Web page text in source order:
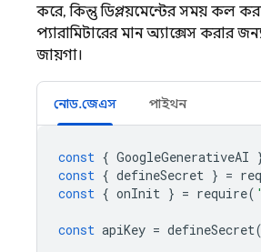
করে, কিন্তু ডিপ্লয়মেন্টের সময় কল
প্যারামিটারের মান অ্যাক্সেস করার
জায়গা।
নোড.জেএস পাইথন
const { GoogleGenerativeAI
const { defineSecret } =
const { onInit } = require(
const apiKey = defineSecret(